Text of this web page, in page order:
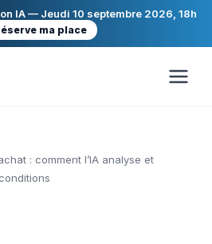
IA — Jeudi 10 septembre 2026, 18h
ma place
: comment l’IA analyse et